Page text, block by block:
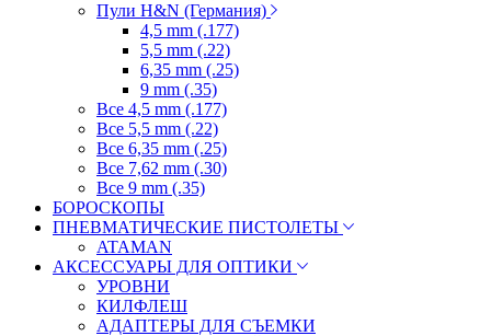
Пули H&N (Германия)
4,5 mm (.177)
5,5 mm (.22)
6,35 mm (.25)
9 mm (.35)
Все 4,5 mm (.177)
Все 5,5 mm (.22)
Все 6,35 mm (.25)
Все 7,62 mm (.30)
Все 9 mm (.35)
БОРОСКОПЫ
ПНЕВМАТИЧЕСКИЕ ПИСТОЛЕТЫ
ATAMAN
АКСЕССУАРЫ ДЛЯ ОПТИКИ
УРОВНИ
КИЛФЛЕШ
АДАПТЕРЫ ДЛЯ СЪЕМКИ